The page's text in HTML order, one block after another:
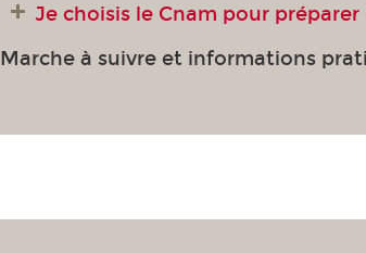
Je choisis le Cnam pour
Marche à suivre et informations